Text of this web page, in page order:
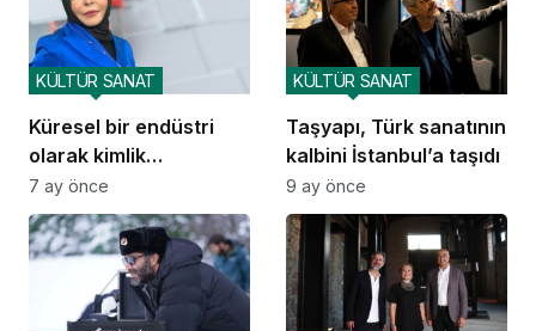
Küresel bir endüstri
olarak kimlik
politikaları: Gökkuşağı
Faşizmi belgeseline
eleştirel bir bakış
KÜLTÜR SANAT
7 ay önce
Taşyapı, Türk sanatının
kalbini İstanbul’a taşıdı
KÜLTÜR SANAT
9 ay önce